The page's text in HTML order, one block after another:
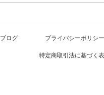
化祭
す。
すが
ブログ プライバシーポリシー
特定商取引法に基づく